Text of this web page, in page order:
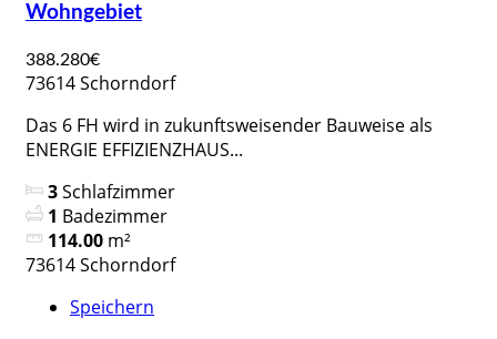
Wohngebiet
388.280€
73614 Schorndorf
Das 6 FH wird in zukunftsweisender Bauweise als
ENERGIE EFFIZIENZHAUS...
3Schlafzimmer
1 Badezimmer
114.00 m²
73614 Schorndorf
Speichern